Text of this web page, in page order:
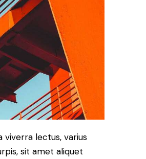
viverra lectus, varius
sit amet aliquet